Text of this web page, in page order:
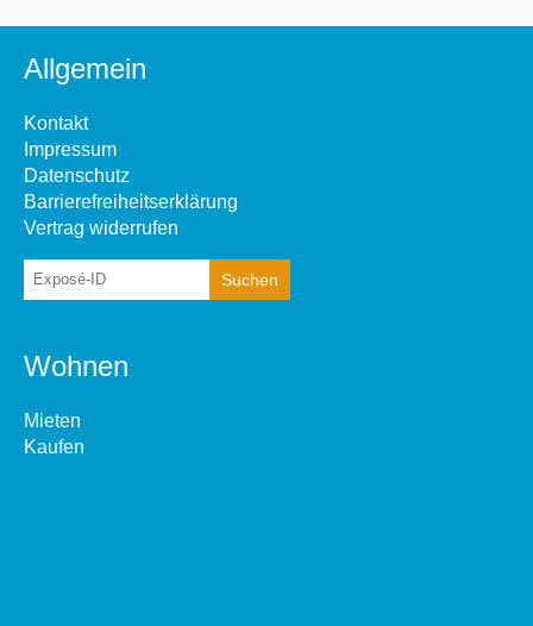
Allgemein
Kontakt
Impressum
Datenschutz
Barrierefreiheitserklärung
Vertrag widerrufen
Wohnen
Mieten
Kaufen